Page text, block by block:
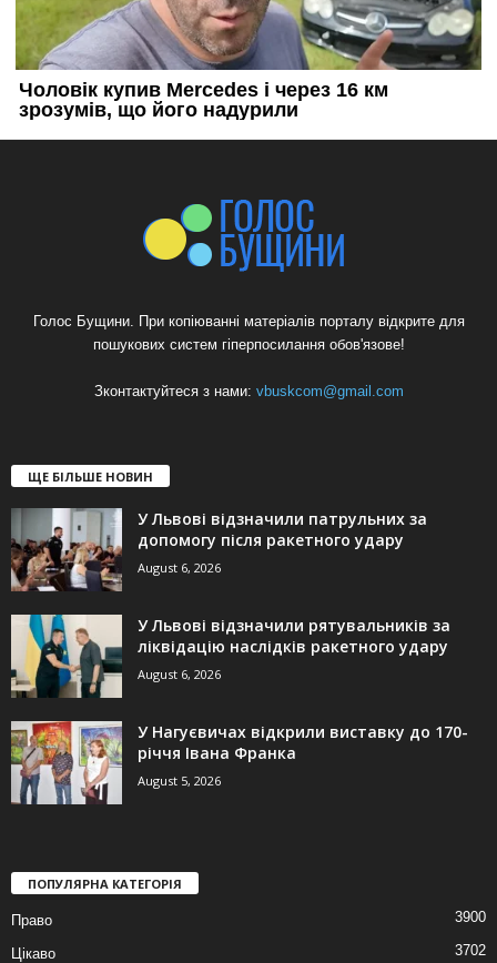
Голос Бущини. При копіюванні матеріалів порталу відкрите для
пошукових систем гіперпосилання обов'язове!
Зконтактуйтеся з нами: vbuskcom@gmail.com
ЩЕ БІЛЬШЕ НОВИН
У Львові відзначили патрульних за
допомогу після ракетного удару
August 6, 2026
У Львові відзначили рятувальників за
ліквідацію наслідків ракетного удару
August 6, 2026
У Нагуєвичах відкрили виставку до 170-
річчя Івана Франка
August 5, 2026
ПОПУЛЯРНА КАТЕГОРІЯ
Право 3900
Цікаво 3702